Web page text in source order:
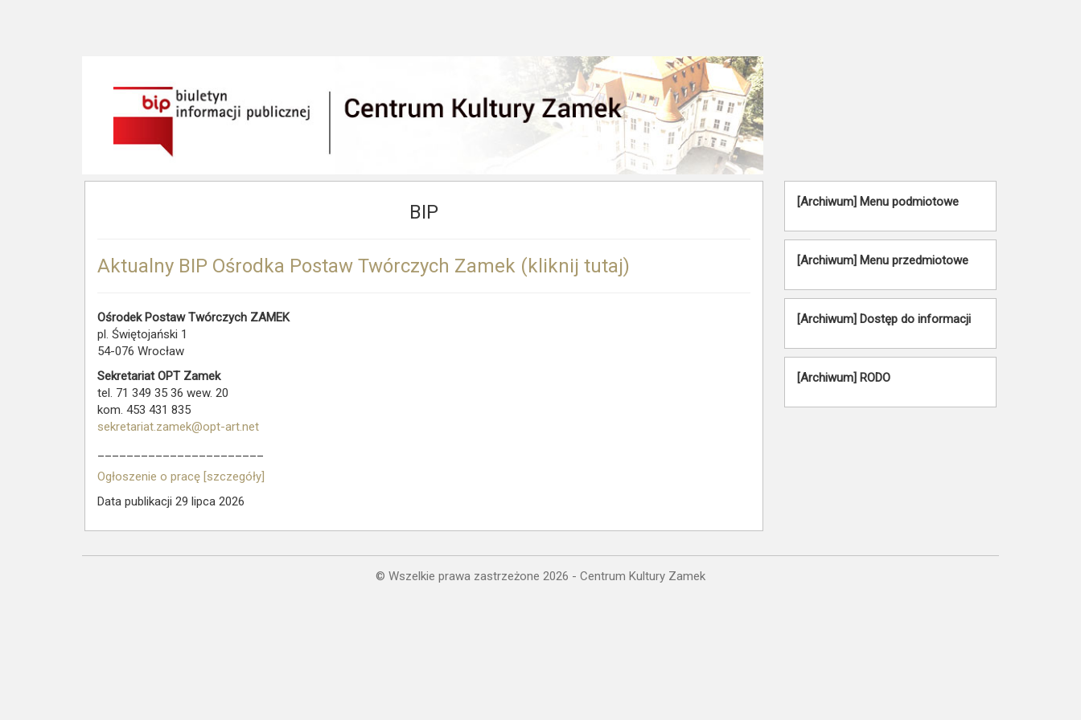
BIP
Aktualny BIP Ośrodka Postaw Twórczych Zamek (kliknij tutaj)
Ośrodek Postaw Twórczych ZAMEK
pl. Świętojański 1
54-076 Wrocław
Sekretariat OPT Zamek
tel. 71 349 35 36 wew. 20
kom. 453 431 835
sekretariat.zamek@opt-art.net
Ogłoszenie o pracę [szczegóły]
Data publikacji 29 lipca 2026
[Archiwum] Menu podmiotowe
[Archiwum] Menu przedmiotowe
[Archiwum] Dostęp do informacji
[Archiwum] RODO
© Wszelkie prawa zastrzeżone 2026 - Centrum Kultury Zamek